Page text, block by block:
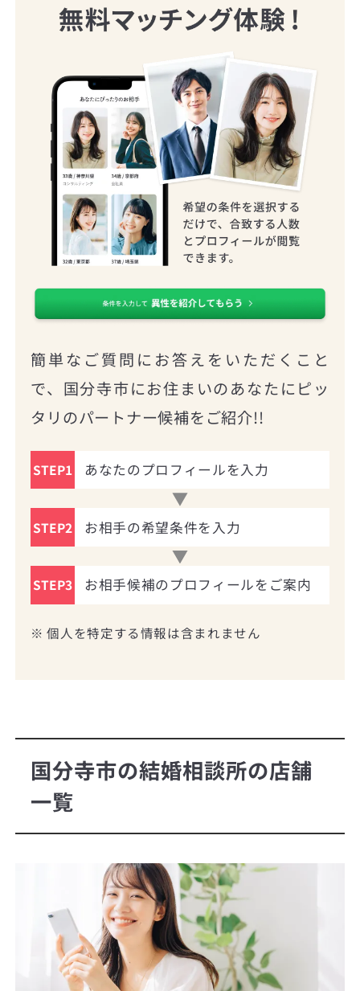
簡単なご質問にお答えをいただくこと
で、国分寺市にお住まいのあなたにピッ
タリのパートナー候補をご紹介!!
STEP1 あなたのプロフィールを入力
STEP2 お相手の希望条件を入力
STEP3 お相手候補のプロフィールをご案内
※ 個人を特定する情報は含まれません
国分寺市の結婚相談所の店舗
一覧